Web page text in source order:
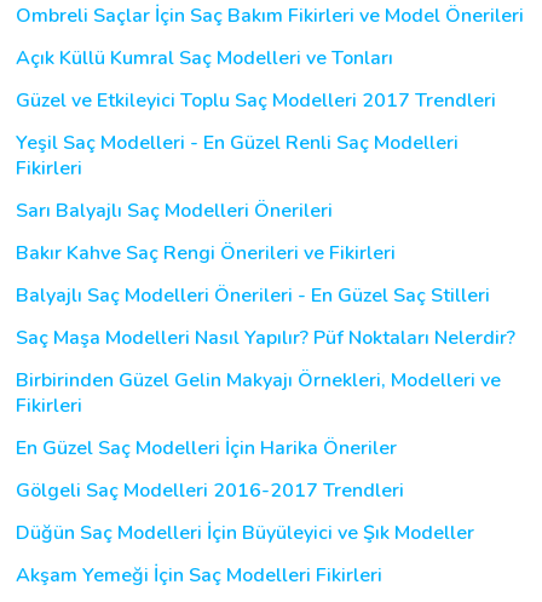
Ombreli Saçlar İçin Saç Bakım Fikirleri ve Model Önerileri
Açık Küllü Kumral Saç Modelleri ve Tonları
Güzel ve Etkileyici Toplu Saç Modelleri 2017 Trendleri
Yeşil Saç Modelleri - En Güzel Renli Saç Modelleri
Fikirleri
Sarı Balyajlı Saç Modelleri Önerileri
Bakır Kahve Saç Rengi Önerileri ve Fikirleri
Balyajlı Saç Modelleri Önerileri - En Güzel Saç Stilleri
Saç Maşa Modelleri Nasıl Yapılır? Püf Noktaları Nelerdir?
Birbirinden Güzel Gelin Makyajı Örnekleri, Modelleri ve
Fikirleri
En Güzel Saç Modelleri İçin Harika Öneriler
Gölgeli Saç Modelleri 2016-2017 Trendleri
Düğün Saç Modelleri İçin Büyüleyici ve Şık Modeller
Akşam Yemeği İçin Saç Modelleri Fikirleri